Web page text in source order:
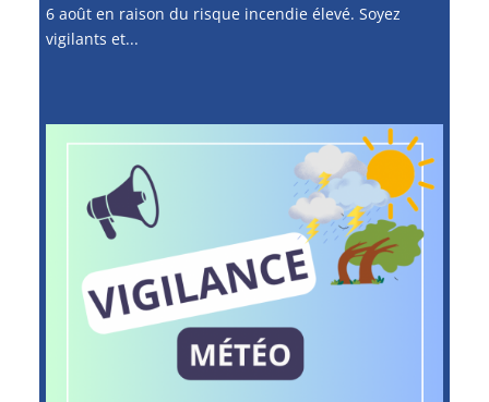
6 août en raison du risque incendie élevé. Soyez
vigilants et...